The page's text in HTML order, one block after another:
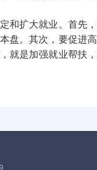
和扩大就业。首先
盘。其次，要促进高
就是加强就业帮扶